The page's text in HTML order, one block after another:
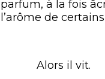
parfum, à la fois
l’arôme de
Alors il vit.